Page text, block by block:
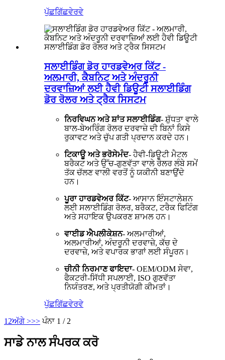
ਪੁੱਛਗਿੱਛਵੇਰਵੇ
ਸਲਾਈਡਿੰਗ ਡੋਰ ਹਾਰਡਵੇਅਰ ਕਿੱਟ -
ਅਲਮਾਰੀ, ਕੈਬਨਿਟ ਅਤੇ ਅੰਦਰੂਨੀ
ਦਰਵਾਜ਼ਿਆਂ ਲਈ ਹੈਵੀ ਡਿਊਟੀ ਸਲਾਈਡਿੰਗ
ਡੋਰ ਰੋਲਰ ਅਤੇ ਟ੍ਰੈਕ ਸਿਸਟਮ
ਨਿਰਵਿਘਨ ਅਤੇ ਸ਼ਾਂਤ ਸਲਾਈਡਿੰਗ- ਸ਼ੁੱਧਤਾ ਵਾਲੇ
ਬਾਲ-ਬੇਅਰਿੰਗ ਰੋਲਰ ਦਰਵਾਜ਼ੇ ਦੀ ਬਿਨਾਂ ਕਿਸੇ
ਰੁਕਾਵਟ ਅਤੇ ਚੁੱਪ ਗਤੀ ਪ੍ਰਦਾਨ ਕਰਦੇ ਹਨ।
ਟਿਕਾਊ ਅਤੇ ਭਰੋਸੇਮੰਦ- ਹੈਵੀ-ਡਿਊਟੀ ਮੈਟਲ
ਬਰੈਕਟ ਅਤੇ ਉੱਚ-ਗੁਣਵੱਤਾ ਵਾਲੇ ਰੋਲਰ ਲੰਬੇ ਸਮੇਂ
ਤੱਕ ਚੱਲਣ ਵਾਲੀ ਵਰਤੋਂ ਨੂੰ ਯਕੀਨੀ ਬਣਾਉਂਦੇ
ਹਨ।
ਪੂਰਾ ਹਾਰਡਵੇਅਰ ਕਿੱਟ- ਆਸਾਨ ਇੰਸਟਾਲੇਸ਼ਨ
ਲਈ ਸਲਾਈਡਿੰਗ ਰੋਲਰ, ਬਰੈਕਟ, ਟਰੈਕ ਫਿਟਿੰਗ
ਅਤੇ ਸਹਾਇਕ ਉਪਕਰਣ ਸ਼ਾਮਲ ਹਨ।
ਵਾਈਡ ਐਪਲੀਕੇਸ਼ਨ- ਅਲਮਾਰੀਆਂ,
ਅਲਮਾਰੀਆਂ, ਅੰਦਰੂਨੀ ਦਰਵਾਜ਼ੇ, ਕੱਚ ਦੇ
ਦਰਵਾਜ਼ੇ, ਅਤੇ ਵਪਾਰਕ ਭਾਗਾਂ ਲਈ ਸੰਪੂਰਨ।
ਚੀਨੀ ਨਿਰਮਾਣ ਫਾਇਦਾ- OEM/ODM ਸੇਵਾ,
ਫੈਕਟਰੀ-ਸਿੱਧੀ ਸਪਲਾਈ, ISO ਗੁਣਵੱਤਾ
ਨਿਯੰਤਰਣ, ਅਤੇ ਪ੍ਰਤੀਯੋਗੀ ਕੀਮਤਾਂ।
ਪੁੱਛਗਿੱਛਵੇਰਵੇ
1 2ਅੱਗੇ >>> ਪੰਨਾ 1 / 2
ਸਾਡੇ ਨਾਲ ਸੰਪਰਕ ਕਰੋ